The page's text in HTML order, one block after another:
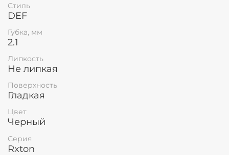
Стиль
DEF
Губка, мм
2.1
Липкость
Не липкая
Поверхность
Гладкая
Цвет
Черный
Серия
Rxton